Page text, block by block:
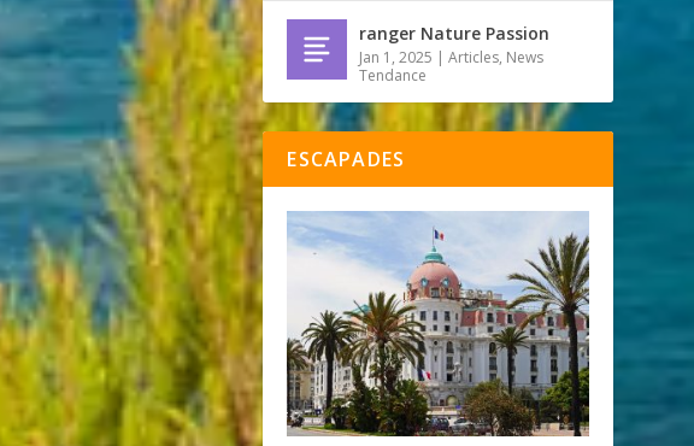
ranger Nature Passion
Jan 1, 2025 |Articles, News
Tendance
ESCAPADES